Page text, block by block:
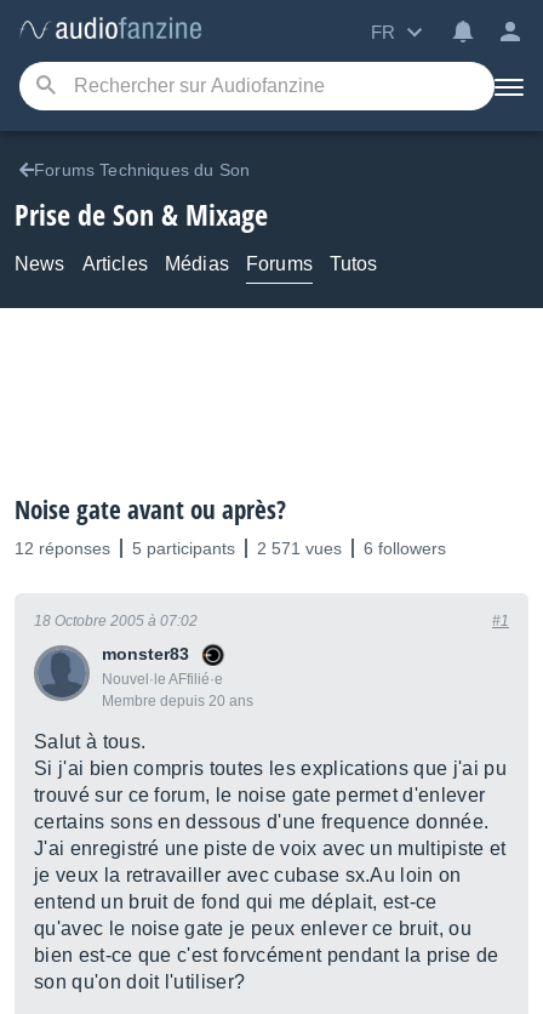
FR
Forums Techniques du Son
Prise de Son & Mixage
News Articles Médias Forums Tutos
Noise gate avant ou après?
12 réponses 5 participants 2 571 vues 6 followers
monster83
Nouvel·le AFfilié·e
Membre depuis 20 ans
18 Octobre 2005 à 07:02 #1
Salut à tous.
Si j'ai bien compris toutes les explications que j'ai pu
trouvé sur ce forum, le noise gate permet d'enlever
certains sons en dessous d'une frequence donnée.
J'ai enregistré une piste de voix avec un multipiste et
je veux la retravailler avec cubase sx.Au loin on
entend un bruit de fond qui me déplait, est-ce
qu'avec le noise gate je peux enlever ce bruit, ou
bien est-ce que c'est forvcément pendant la prise de
son qu'on doit l'utiliser?